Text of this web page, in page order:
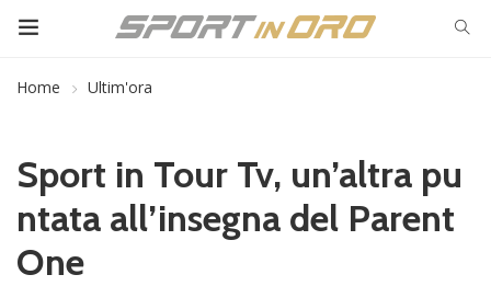
Home Ultim'ora
Sport in Tour Tv, un’altra pu
ntata all’insegna del Parent
One